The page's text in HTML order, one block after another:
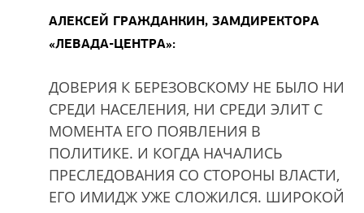
АЛЕКСЕЙ ГРАЖДАНКИН, ЗАМДИРЕКТОРА
«ЛЕВАДА-ЦЕНТРА»:
ДОВЕРИЯ К БЕРЕЗОВСКОМУ НЕ БЫЛО НИ
СРЕДИ НАСЕЛЕНИЯ, НИ СРЕДИ ЭЛИТ С
МОМЕНТА ЕГО ПОЯВЛЕНИЯ В
ПОЛИТИКЕ. И КОГДА НАЧАЛИСЬ
ПРЕСЛЕДОВАНИЯ СО СТОРОНЫ ВЛАСТИ,
ЕГО ИМИДЖ УЖЕ СЛОЖИЛСЯ. ШИРОКОЙ